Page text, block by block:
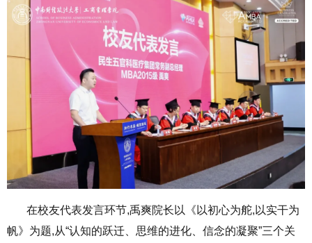
在校友代表发言环节,禹爽院长以《以初心为舵,以实干为
帆》为题,从“认知的跃迁、思维的进化、信念的凝聚”三个关